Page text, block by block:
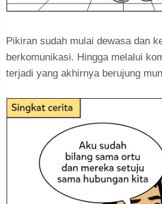
Pikiran sudah mulai dewasa dan
berkomunikasi. Hingga melalui
terjadi yang akhirnya berujung